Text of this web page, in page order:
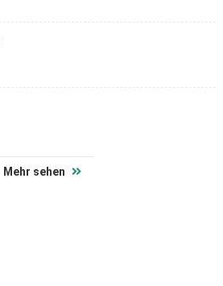
Mehr sehen